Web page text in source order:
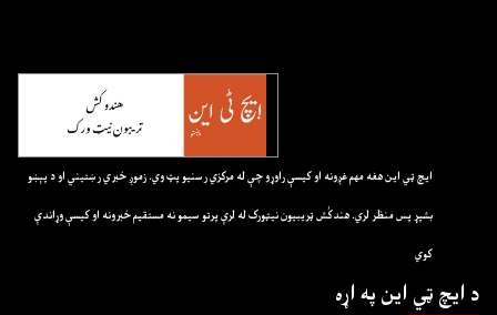
ايچ ټي اين هغه مهم غږونه او کيسې راوړو چې له مرکزي رسنيو پټ وي. زموږ خبري رښتيني او د پېښو
بشپړ پس منظر لري. هندکُش ټريبيون نيټورک له لرې پرتو سيمو نه مستقيم خبرونه او کيسې وړاندې
کوي
د ايچ ټي اين په اړه